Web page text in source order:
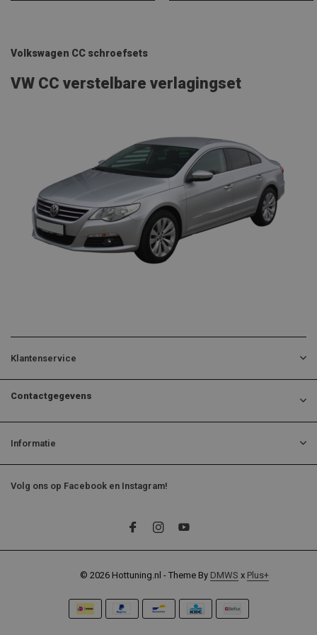
Volkswagen CC schroefsets
VW CC verstelbare verlagingset
Klantenservice
Contactgegevens
Informatie
Volg ons op Facebook en Instagram!
© 2026 Hottuning.nl - Theme By DMWS x Plus+